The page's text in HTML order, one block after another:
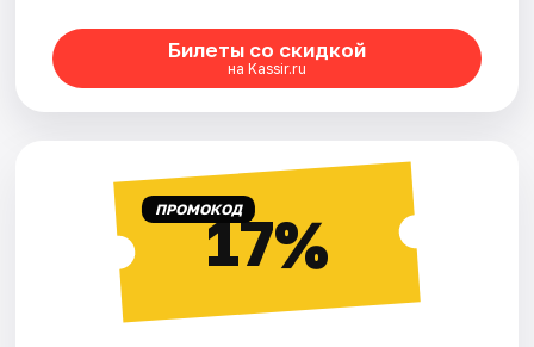
Билеты со скидкой
на Kassir.ru
ПРОМОКОД17%